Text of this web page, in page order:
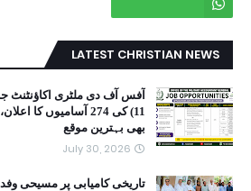
LATEST CHRISTIAN NEWS
11) کی 274 آسامیوں کا
بھی بہترین موقع
July 30, 2026
تاریخی کامیابی پر مسیحی